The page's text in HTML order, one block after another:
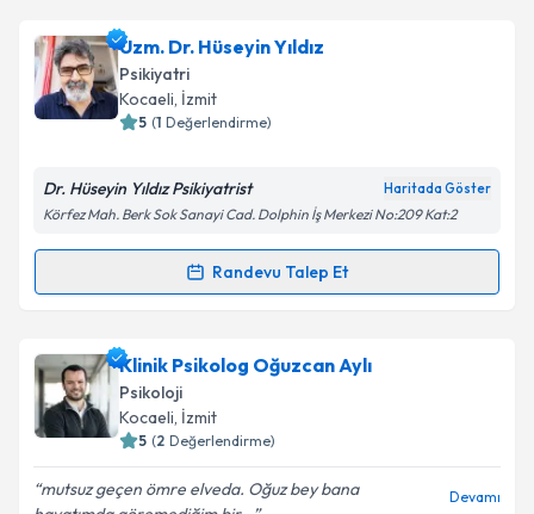
Psk. Aleyna Ereniçin randevu takvimi talebi
oluşturun. Size bu uzmandan randevu almanız için bir
takvim hazırlandığında e-posta ile bilgilendireceğiz.
Kişisel verilerimin işlenmesine ilişkin
Metni'ni okudum ve kişisel verilerimin belirtilen
Takvim Talebini Gönder
Uzm. Dr. Hüseyin Yıldız
Psikiyatri
Kocaeli, İzmit
( Değerlendirme)
Dr. Hüseyin Yıldız Psikiyatrist
Körfez Mah. Berk Sok Sanayi Cad. Dolphin İş Merkezi No:209 Kat:2
Randevu Talep Et
Randevu Takvimi Talebi
Uzm. Dr. Hüseyin Yıldıziçin randevu takvimi talebi
oluşturun. Size bu uzmandan randevu almanız için bir
takvim hazırlandığında e-posta ile bilgilendireceğiz.
E-posta Adresiniz
Klinik Psikolog Oğuzcan Aylı
Psikoloji
Kocaeli, İzmit
( Değerlendirme)
mutsuz geçen ömre elveda. Oğuz bey bana